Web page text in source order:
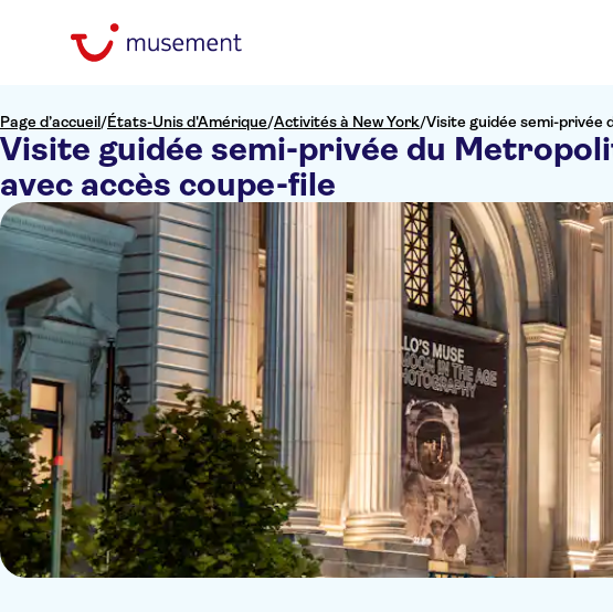
Page d’accueil/États-Unis d'Amérique/Activités à New York/Visite guidée semi-privée
Visite guidée semi-privée du
avec accès coupe-file